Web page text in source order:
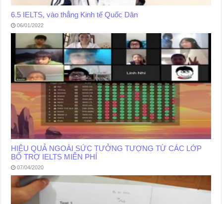
6.5 IELTS, vào thẳng Kinh tế Quốc Dân
06/01/2022
HIỆU QUẢ NGOÀI SỨC TƯỞNG TƯỢNG TỪ CÁC LỚP
BỔ TRỢ IELTS MIỄN PHÍ
07/04/2020